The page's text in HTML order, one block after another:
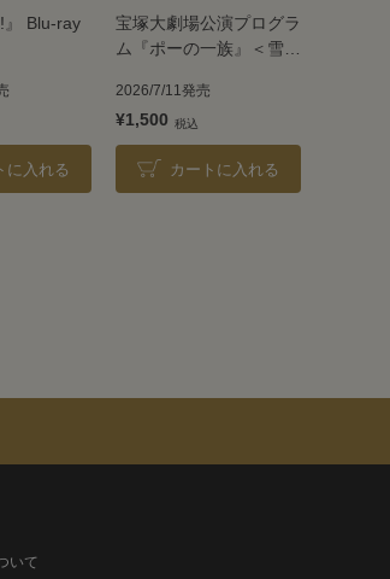
』 Blu-ray
に入れる
宝塚大劇場公演プログラ
ム『ポーの一族』＜雪組
2026/7/11発売
¥1,500
カートに入れる
いて